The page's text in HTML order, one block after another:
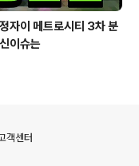
자이 메트로시티 3차 분
이슈는
객센터